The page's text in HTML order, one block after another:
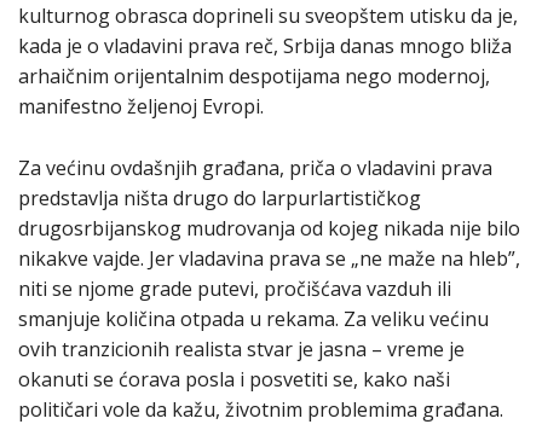
kulturnog obrasca doprineli su sveopštem utisku da je,
kada je o vladavini prava reč, Srbija danas mnogo bliža
arhaičnim orijentalnim despotijama nego modernoj,
manifestno željenoj Evropi.
Za većinu ovdašnjih građana, priča o vladavini prava
predstavlja ništa drugo do larpurlartističkog
drugosrbijanskog mudrovanja od kojeg nikada nije bilo
nikakve vajde. Jer vladavina prava se „ne maže na hleb”,
niti se njome grade putevi, pročišćava vazduh ili
smanjuje količina otpada u rekama. Za veliku većinu
ovih tranzicionih realista stvar je jasna – vreme je
okanuti se ćorava posla i posvetiti se, kako naši
političari vole da kažu, životnim problemima građana.